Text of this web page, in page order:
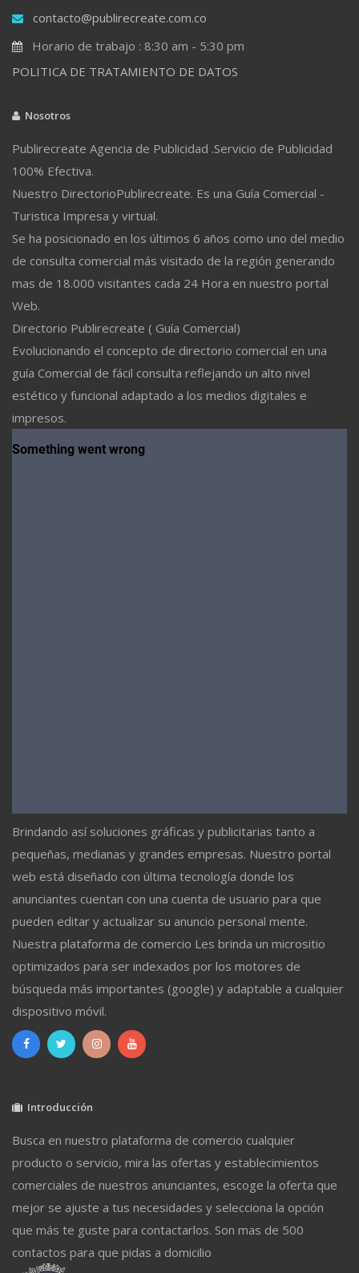
contacto@publirecreate.com.co
Horario de trabajo : 8:30 am - 5:30 pm
POLITICA DE TRATAMIENTO DE DATOS
Nosotros
Publirecreate Agencia de Publicidad .Servicio de Publicidad
100% Efectiva.
Nuestro DirectorioPublirecreate. Es una Guía Comercial -
Turistica Impresa y virtual.
Se ha posicionado en los últimos 6 años como uno del medio
de consulta comercial más visitado de la región generando
mas de 18.000 visitantes cada 24 Hora en nuestro portal
Web.
Directorio Publirecreate ( Guía Comercial)
Evolucionando el concepto de directorio comercial en una
guía Comercial de fácil consulta reflejando un alto nivel
estético y funcional adaptado a los medios digitales e
impresos.
Brindando así soluciones gráficas y publicitarias tanto a
pequeñas, medianas y grandes empresas. Nuestro portal
web está diseñado con última tecnología donde los
anunciantes cuentan con una cuenta de usuario para que
pueden editar y actualizar su anuncio personal mente.
Nuestra plataforma de comercio Les brinda un micrositio
optimizados para ser indexados por los motores de
búsqueda más importantes (google) y adaptable a cualquier
dispositivo móvil.
Introducción
Busca en nuestro plataforma de comercio cualquier
producto o servicio, mira las ofertas y establecimientos
comerciales de nuestros anunciantes, escoge la oferta que
mejor se ajuste a tus necesidades y selecciona la opción
que más te guste para contactarlos. Son mas de 500
contactos para que pidas a domicilio